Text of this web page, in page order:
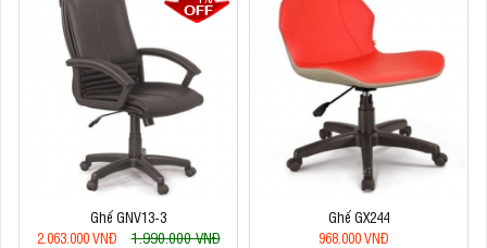
Ghế GNV13-3
2.063.000 VNĐ
1.990.000 VNĐ
Ghế GX244
968.000 VNĐ